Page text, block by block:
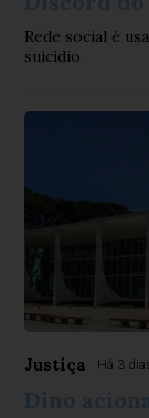
Rede social é
suicídio
Justiça Há 3